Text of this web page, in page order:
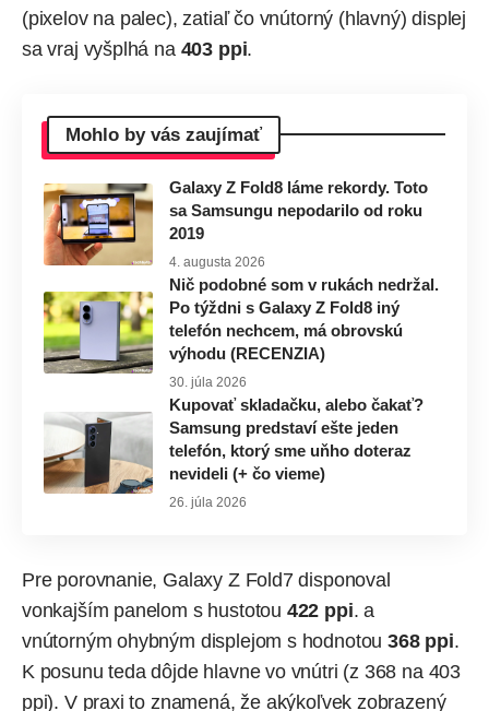
(pixelov na palec), zatiaľ čo vnútorný (hlavný) displej
sa vraj vyšplhá na 403 ppi.
Mohlo by vás zaujímať
Galaxy Z Fold8 láme rekordy. Toto
sa Samsungu nepodarilo od roku
2019
4. augusta 2026
Nič podobné som v rukách nedržal.
Po týždni s Galaxy Z Fold8 iný
telefón nechcem, má obrovskú
výhodu (RECENZIA)
30. júla 2026
Kupovať skladačku, alebo čakať?
Samsung predstaví ešte jeden
telefón, ktorý sme uňho doteraz
nevideli (+ čo vieme)
26. júla 2026
Pre porovnanie, Galaxy Z Fold7 disponoval
vonkajším panelom s hustotou 422 ppi. a
vnútorným ohybným displejom s hodnotou 368 ppi.
K posunu teda dôjde hlavne vo vnútri (z 368 na 403
ppi). V praxi to znamená, že akýkoľvek zobrazený